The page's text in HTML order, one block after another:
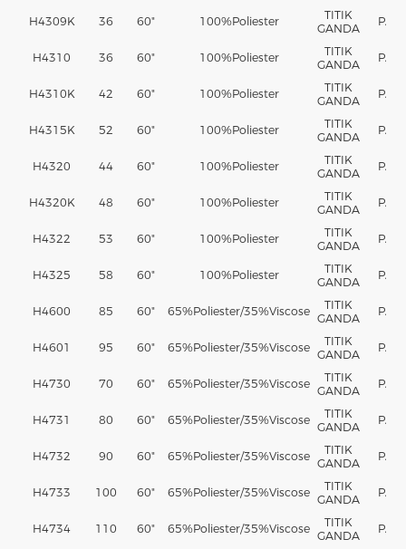
H4309K 36 60" 100%Poliester
TITIK
GANDA
PA
H4310 36 60" 100%Poliester
TITIK
GANDA
PA
H4310K 42 60" 100%Poliester
TITIK
GANDA
PA
H4315K 52 60" 100%Poliester
TITIK
GANDA
PA
H4320 44 60" 100%Poliester
TITIK
GANDA
PA
H4320K 48 60" 100%Poliester
TITIK
GANDA
PA
H4322 53 60" 100%Poliester
TITIK
GANDA
PA
H4325 58 60" 100%Poliester
TITIK
GANDA
PA
H4600 85 60" 65%Poliester/35%Viscose
TITIK
GANDA
PA
H4601 95 60" 65%Poliester/35%Viscose
TITIK
GANDA
PA
H4730 70 60" 65%Poliester/35%Viscose
TITIK
GANDA
PA
H4731 80 60" 65%Poliester/35%Viscose
TITIK
GANDA
PA
H4732 90 60" 65%Poliester/35%Viscose
TITIK
GANDA
PA
H4733 100 60" 65%Poliester/35%Viscose
TITIK
GANDA
PA
H4734 110 60" 65%Poliester/35%Viscose
TITIK
GANDA
PA